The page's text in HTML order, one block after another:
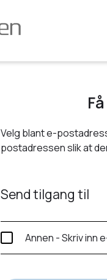
Velg blant e-
postadressen slik at
Send tilgang til
Annen - Skriv inn